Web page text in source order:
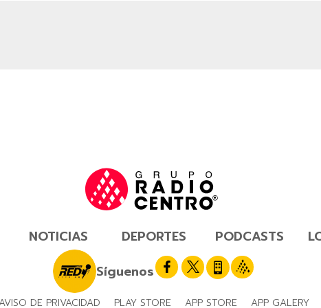
NOTICIAS DEPORTES PODCASTS
Síguenos
DE PRIVACIDAD PLAY STORE APP STORE APP GALERY